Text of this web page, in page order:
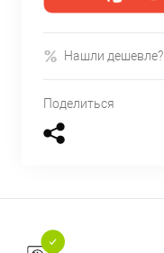
Нашли дешевле?
Поделиться